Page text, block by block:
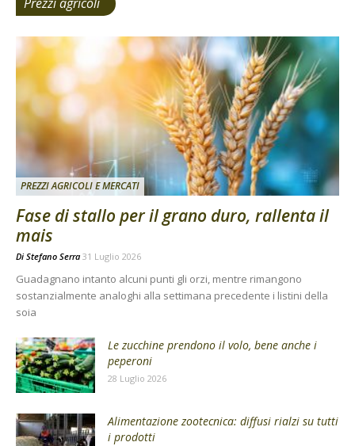
PREZZI AGRICOLI E MERCATI
Fase di stallo per il grano duro, rallenta il
mais
Di Stefano Serra 31 Luglio 2026
Guadagnano intanto alcuni punti gli orzi, mentre rimangono
sostanzialmente analoghi alla settimana precedente i listini della
soia
Le zucchine prendono il volo, bene anche i
peperoni
28 Luglio 2026
Alimentazione zootecnica: diffusi rialzi su tutti
i prodotti